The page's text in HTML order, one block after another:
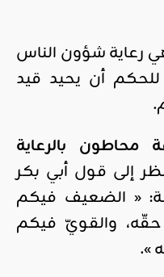
رعاية شؤون الناس
للحكم أن يحيد قيد
محاطون بالرعاية
إلى قول أبي بكر
« الضعيف فيكم
والقويّ فيكم
».